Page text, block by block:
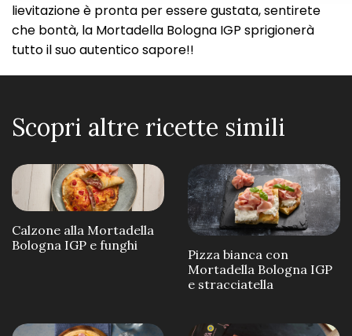
lievitazione è pronta per essere gustata, sentirete
che bontà, la Mortadella Bologna IGP sprigionerà
tutto il suo autentico sapore!!
Scopri altre ricette simili
Calzone alla Mortadella
Bologna IGP e funghi
Pizza bianca con
Mortadella Bologna IGP
e stracciatella